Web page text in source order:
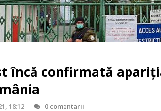
încă confirmată
18:12 0 comentarii